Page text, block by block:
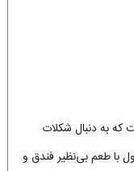
که به دنبال شکلات
با طعم بی‌نظیر فندق و